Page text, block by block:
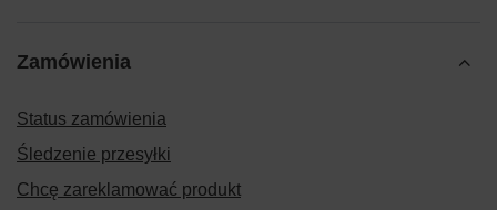
Zamówienia
Status zamówienia
Śledzenie przesyłki
Chcę zareklamować produkt